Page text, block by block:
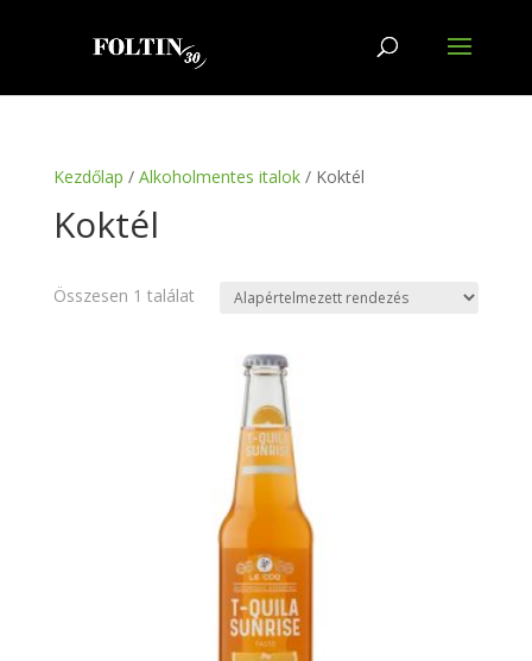
Kezdőlap / Alkoholmentes italok/ Koktél
Koktél
Összesen 1 találat